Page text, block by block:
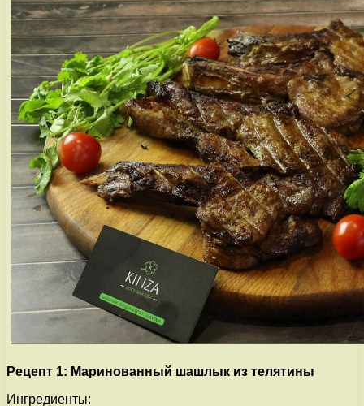
Рецепт 1: Маринованный шашлык из телятины
Ингредиенты: